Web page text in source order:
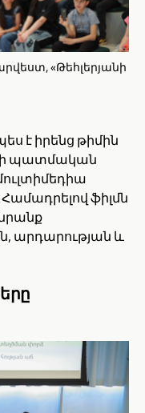
«Թեհլերյանի
է իրենց թիմին
պատմական
ֆիլմն
արդարության և